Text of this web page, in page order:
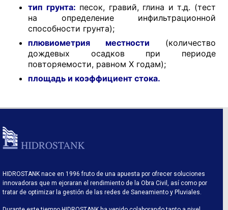
тип грунта: песок, гравий, глина и т.д. (тест
на определение инфильтрационной
способности грунта);
плювиометрия местности (количество
дождевых осадков при периоде
повторяемости, равном X годам);
площадь и коэффициент стока.
HIDROSTANK nace en 1996 fruto de una apuesta por ofrecer soluciones
innovadoras que m ejoraran el rendimiento de la Obra Civil, así como por
tratar de optimizar la gestión de las redes de Saneamiento y Pluviales.